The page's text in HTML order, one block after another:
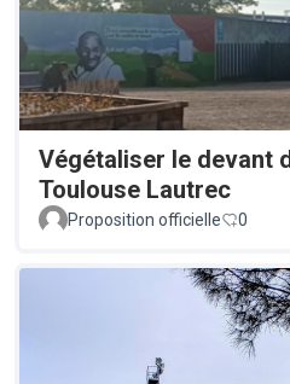
Végétaliser le devant
Toulouse Lautrec
Proposition officielle 0